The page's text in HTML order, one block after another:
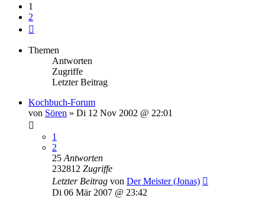
1
2
Themen
Antworten
Zugriffe
Letzter Beitrag
Kochbuch-Forum
von Sören » Di 12 Nov 2002 @ 22:01
1
2
25 Antworten
232812 Zugriffe
Letzter Beitrag von Der Meister (Jonas)
Di 06 Mär 2007 @ 23:42